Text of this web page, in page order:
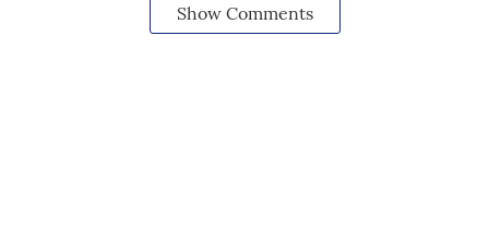
Show Comments